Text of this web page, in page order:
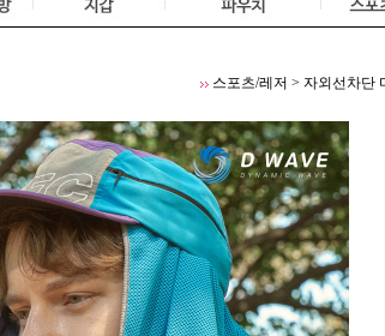
스포츠/레저 > 자외선차단